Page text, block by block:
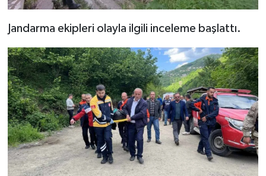
Jandarma ekipleri olayla ilgili inceleme başlattı.